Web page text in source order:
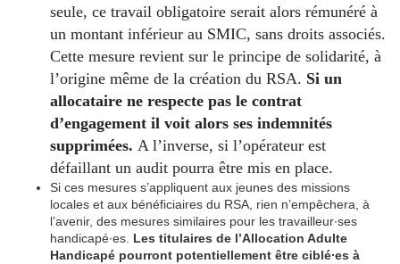
seule, ce travail obligatoire serait alors rémunéré à
un montant inférieur au SMIC, sans droits associés.
Cette mesure revient sur le principe de solidarité, à
l’origine même de la création du RSA. Si un
allocataire ne respecte pas le contrat
d’engagement il voit alors ses indemnités
supprimées. A l’inverse, si l’opérateur est
défaillant un audit pourra être mis en place.
Si ces mesures s’appliquent aux jeunes des missions
locales et aux bénéficiaires du RSA, rien n’empêchera, à
l’avenir, des mesures similaires pour les travailleur∙ses
handicapé∙es. Les titulaires de l’Allocation Adulte
Handicapé pourront potentiellement être ciblé∙es à